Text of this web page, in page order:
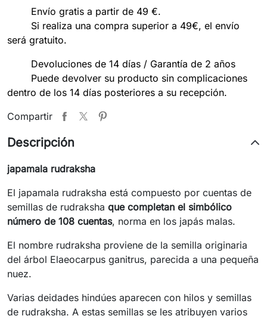
Envío gratis a partir de 49 €.
Si realiza una compra superior a 49€, el envío
será gratuito.
Devoluciones de 14 días / Garantía de 2 años
Puede devolver su producto sin complicaciones
dentro de los 14 días posteriores a su recepción.
Compartir
Descripción
japamala rudraksha
El japamala rudraksha está compuesto por cuentas de
semillas de rudraksha que completan el simbólico
número de 108 cuentas, norma en los japás malas.
El nombre rudraksha proviene de la semilla originaria
del árbol Elaeocarpus ganitrus, parecida a una pequeña
nuez.
Varias deidades hindúes aparecen con hilos y semillas
de rudraksha. A estas semillas se les atribuyen varios